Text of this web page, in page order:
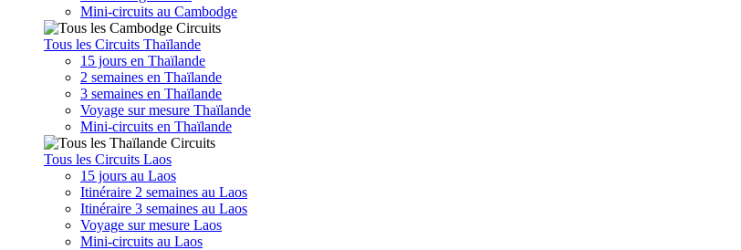
Mini-circuits au Cambodge
Tous les Circuits Thaïlande
15 jours en Thaïlande
2 semaines en Thaïlande
3 semaines en Thaïlande
Voyage sur mesure Thaïlande
Mini-circuits en Thaïlande
Tous les Circuits Laos
15 jours au Laos
Itinéraire 2 semaines au Laos
Itinéraire 3 semaines au Laos
Voyage sur mesure Laos
Mini-circuits au Laos